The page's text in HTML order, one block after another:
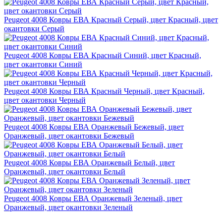
Peugeot 4008 Ковры ЕВА Красный Серый, цвет Красный, цвет
окантовки Серый
Peugeot 4008 Ковры ЕВА Красный Синий, цвет Красный,
цвет окантовки Синий
Peugeot 4008 Ковры ЕВА Красный Черный, цвет Красный,
цвет окантовки Черный
Peugeot 4008 Ковры ЕВА Оранжевый Бежевый, цвет
Оранжевый, цвет окантовки Бежевый
Peugeot 4008 Ковры ЕВА Оранжевый Белый, цвет
Оранжевый, цвет окантовки Белый
Peugeot 4008 Ковры ЕВА Оранжевый Зеленый, цвет
Оранжевый, цвет окантовки Зеленый